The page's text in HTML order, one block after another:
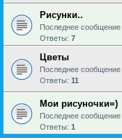
Рисунки..
Последнее сообщение
Ответы: 7
Цветы
Последнее сообщение
Ответы: 11
Мои рисуночки=)
Последнее сообщение
Ответы: 1